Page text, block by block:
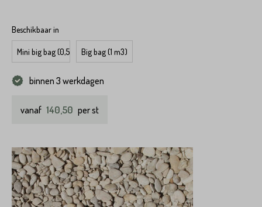
Beschikbaar in
Mini big bag (0,5 m3)Big bag (1 m3)
binnen 3 werkdagen
vanaf 140,50 per st